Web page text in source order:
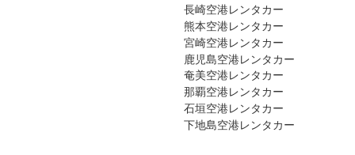
長崎空港レンタカー
熊本空港レンタカー
宮崎空港レンタカー
鹿児島空港レンタカー
奄美空港レンタカー
那覇空港レンタカー
石垣空港レンタカー
下地島空港レンタカー